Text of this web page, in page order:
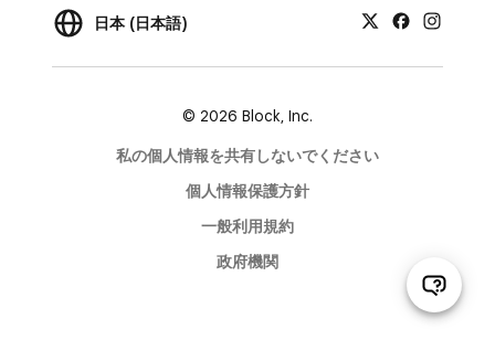
日本 (日本語)
© 2026 Block, Inc.
私の個人情報を共有しないでください
個人情報保護方針
一般利用規約
政府機関